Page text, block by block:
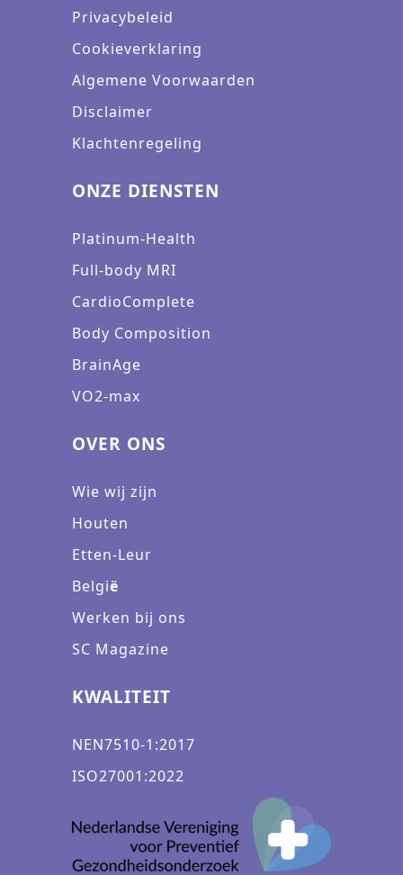
Privacybeleid
Cookieverklaring
Algemene Voorwaarden
Disclaimer
Klachtenregeling
ONZE DIENSTEN
Platinum-Health
Full-body MRI
CardioComplete
Body Composition
BrainAge
VO2-max
OVER ONS
Wie wij zijn
Houten
Etten-Leur
België
Werken bij ons
SC Magazine
KWALITEIT
NEN7510-1:2017
ISO27001:2022